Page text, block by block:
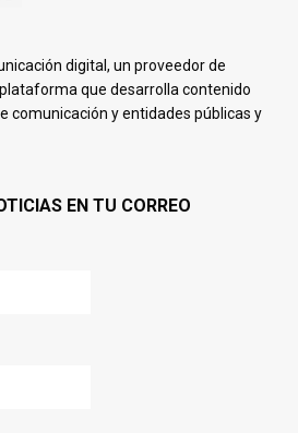
digital, un proveedor de
que desarrolla contenido
comunicación y entidades públicas y
EN TU CORREO